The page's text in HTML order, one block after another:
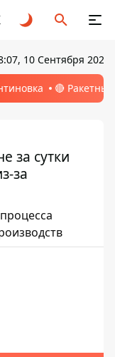
10 Сентября 2020
🔴
за сутки
за